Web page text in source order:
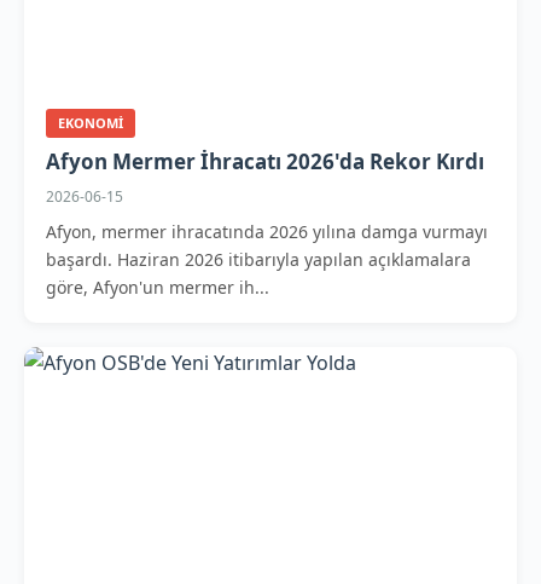
EKONOMI
Afyon Mermer İhracatı 2026'da Rekor Kırdı
2026-06-15
Afyon, mermer ihracatında 2026 yılına damga vurmayı
başardı. Haziran 2026 itibarıyla yapılan açıklamalara
göre, Afyon'un mermer ih...